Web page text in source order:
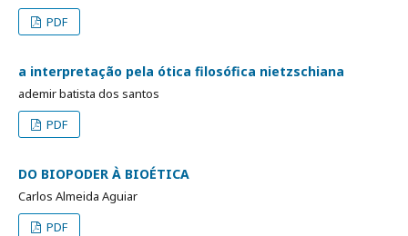
PDF
a interpretação pela ótica filosófica nietzschiana
ademir batista dos santos
PDF
DO BIOPODER À BIOÉTICA
Carlos Almeida Aguiar
PDF